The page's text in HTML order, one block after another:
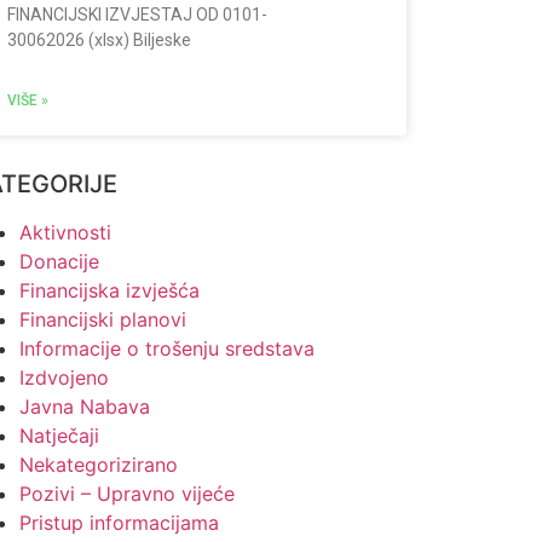
FINANCIJSKI IZVJESTAJ OD 0101-
30062026 (xlsx) Biljeske
VIŠE »
Aktivnosti
Donacije
Financijska izvješća
Financijski planovi
Informacije o trošenju sredstava
Izdvojeno
Javna Nabava
Natječaji
Nekategorizirano
Pozivi – Upravno vijeće
Pristup informacijama